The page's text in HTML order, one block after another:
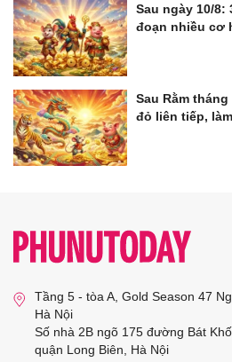
Sau ngày 10/
đoạn nhiều cơ
Sau Rằm
đỏ liên tiếp,
Tầng 5 - tòa A, Gold Season 47
Hà Nội
Số nhà 2B ngõ 175 đường Bát
quận Long Biên, Hà Nội